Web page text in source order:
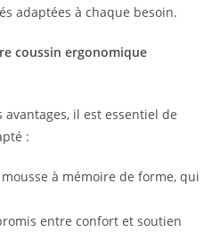
adaptées à chaque besoin.
coussin ergonomique
il est essentiel de
:
à mémoire de forme, qui
entre confort et soutien